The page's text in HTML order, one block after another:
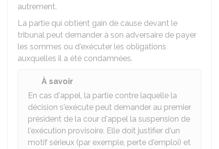
autrement.
La partie qui obtient gain de cause devant le
tribunal peut demander à son adversaire de payer
les sommes ou d'exécuter les obligations
auxquelles il a été condamnées.
À savoir
En cas d'appel, la partie contre laquelle la
décision s'exécute peut demander au premier
président de la cour d'appel la suspension de
l'exécution provisoire. Elle doit justifier d'un
motif sérieux (par exemple, perte d'emploi) et